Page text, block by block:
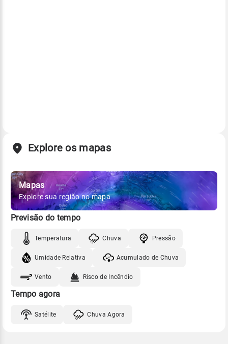
Explore os mapas
Mapas
Explore sua região no mapa
Previsão do tempo
Temperatura Chuva Pressão
Umidade Relativa Acumulado de Chuva
Vento Risco de Incêndio
Tempo agora
Satélite Chuva Agora